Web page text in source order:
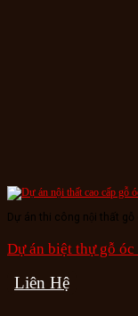
Dự án thi công nội thất
Dự án biệt thự gỗ
Liên Hệ